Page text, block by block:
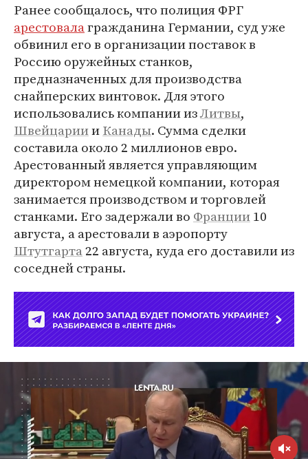
Ранее сообщалось, что полиция ФРГ
арестовалагражданина Германии, суд уже
обвинил его в организации поставок в
Россию оружейных станков,
предназначенных для производства
снайперских винтовок. Для этого
использовались компании изЛитвы,
ШвейцариииКанады. Сумма сделки
составила около 2 миллионов евро.
Арестованный является управляющим
директором немецкой компании, которая
занимается производством и торговлей
станками. Его задержали во Франции10
августа, а арестовали в аэропорту
Штутгарта22 августа, куда его доставили из
соседней страны.